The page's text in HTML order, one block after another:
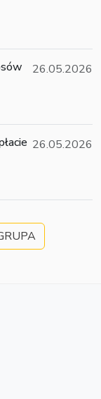
26.05.2026
26.05.2026